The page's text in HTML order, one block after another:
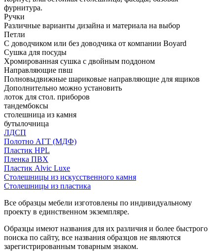
фурнитура.
Ручки
Различные варианты дизайна и материала на выбор
Петли
С доводчиком или без доводчика от компании Boyard
Сушка для посуды
Хромированная сушка с двойным поддоном
Направляющие пвш
Полновыдвижные шариковые направляющие для ящиков
Дополнительно можно установить
лоток для стол. приборов
тандембоксы
столешница из камня
бутылочница
ЛДСП
Полотно АГТ (МДФ)
Пластик HPL
Пленка ПВХ
Пластик Alvic Luxe
Столешницы из искусственного камня
Столешницы из пластика
Все образцы мебели изготовлены по индивидуальному
проекту в единственном экземпляре.
Образцы имеют названия для их различия и более быстрого
поиска по сайту, все названия образцов не являются
зарегистрированным товарным знаком.